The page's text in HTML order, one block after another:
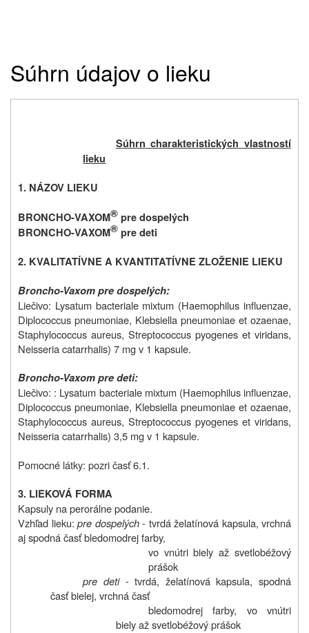
Súhrn údajov o lieku
Súhrn charakteristických vlastností
lieku
1. NÁZOV LIEKU
BRONCHO-VAXOM®pre dospelých
BRONCHO-VAXOM®pre deti
2. KVALITATÍVNE A KVANTITATÍVNE ZLOŽENIE LIEKU
Broncho-Vaxom pre dospelých:
Liečivo: Lysatum bacteriale mixtum (Haemophilus influenzae,
Diplococcus pneumoniae, Klebsiella pneumoniae et ozaenae,
Staphylococcus aureus, Streptococcus pyogenes et viridans,
Neisseria catarrhalis) 7 mg v 1 kapsule.
Broncho-Vaxom pre deti:
Liečivo: : Lysatum bacteriale mixtum (Haemophilus influenzae,
Diplococcus pneumoniae, Klebsiella pneumoniae et ozaenae,
Staphylococcus aureus, Streptococcus pyogenes et viridans,
Neisseria catarrhalis) 3,5 mg v 1 kapsule.
Pomocné látky: pozri časť 6.1.
3. LIEKOVÁ FORMA
Kapsuly na perorálne podanie.
Vzhľad lieku: pre dospelých - tvrdá želatínová kapsula, vrchná
aj spodná časť bledomodrej farby,
vo vnútri biely až svetlobéžový
prášok
pre deti - tvrdá, želatínová kapsula, spodná
časť bielej, vrchná časť
bledomodrej farby, vo vnútri
biely až svetlobéžový prášok